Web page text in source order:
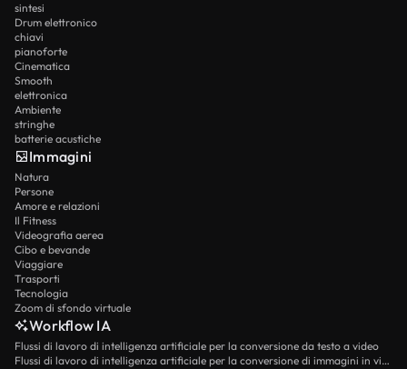
sintesi
Drum elettronico
chiavi
pianoforte
Cinematica
Smooth
elettronica
Ambiente
stringhe
batterie acustiche
Immagini
Natura
Persone
Amore e relazioni
Il Fitness
Videografia aerea
Cibo e bevande
Viaggiare
Trasporti
Tecnologia
Zoom di sfondo virtuale
Workflow IA
Flussi di lavoro di intelligenza artificiale per la conversione da testo a video
Flussi di lavoro di intelligenza artificiale per la conversione di immagini in video